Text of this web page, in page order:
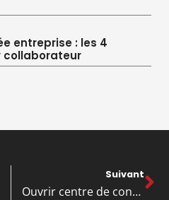
entreprise : les 4
collaborateur
Suivant
Ouvrir centre de contrôle technique : les étapes pour réussir votre projet